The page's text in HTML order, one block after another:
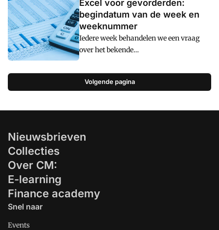
Excel voor gevorderden:
begindatum van de week en
weeknummer
Iedere week behandelen we een vraag
over het bekende
spreadsheetprogramma. Dit keer: hoe
kan ik de begindatum van de week laten
berekenen afhankelijk van het
Volgende pagina
Nieuwsbrieven
Collecties
Over CM:
E-learning
Finance academy
Snel naar
Events